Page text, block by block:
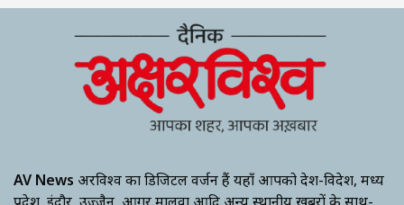
AV News अक्षरविश्व का डिजिटल वर्जन हैं यहाँ आपको देश-विदेश, मध्य